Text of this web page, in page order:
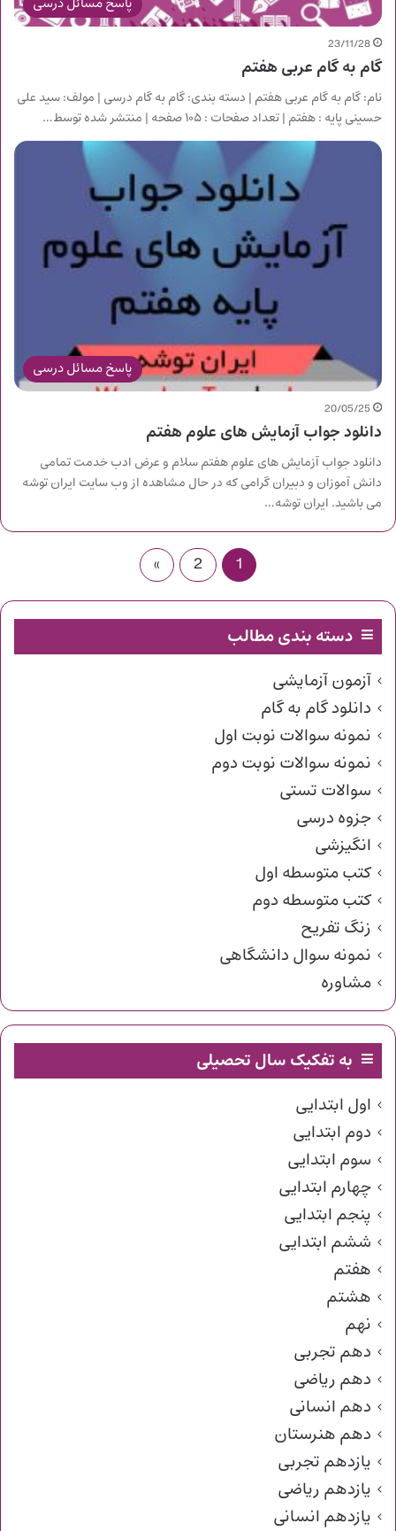
23/11/28
گام به گام عربی هفتم
نام: گام به گام عربی هفتم | دسته بندی: گام به گام درسی | مولف: سید علی
حسینی پایه : هفتم | تعداد صفحات : ۱۰۵ صفحه | منتشر شده توسط…
پاسخ مسائل درسی
20/05/25
دانلود جواب آزمایش های علوم هفتم
دانلود جواب آزمایش های علوم هفتم سلام و عرض ادب خدمت تمامی
دانش آموزان و دبیران گرامی که در حال مشاهده از وب سایت ایران توشه
می باشید. ایران توشه…
1
2
»
دسته بندی مطالب
آزمون آزمایشی
دانلود گام به گام
نمونه سوالات نوبت اول
نمونه سوالات نوبت دوم
سوالات تستی
جزوه درسی
انگیزشی
کتب متوسطه اول
کتب متوسطه دوم
زنگ تفریح
نمونه سوال دانشگاهی
مشاوره
به تفکیک سال تحصیلی
اول ابتدایی
دوم ابتدایی
سوم ابتدایی
چهارم ابتدایی
پنجم ابتدایی
ششم ابتدایی
هفتم
هشتم
نهم
دهم تجربی
دهم ریاضی
دهم انسانی
دهم هنرستان
یازدهم تجربی
یازدهم ریاضی
یازدهم انسانی